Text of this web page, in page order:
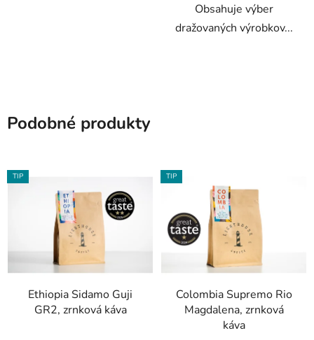
Obsahuje výber
dražovaných výrobkov...
Podobné produkty
TIP
Ethiopia Sidamo Guji
GR2, zrnková káva
TIP
Colombia Supremo Rio
Magdalena, zrnková
káva